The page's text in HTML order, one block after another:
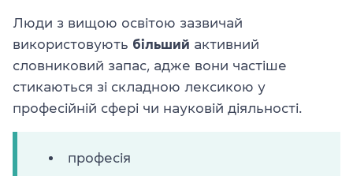
Люди з вищою освітою зазвичай
використовують більший активний
словниковий запас, адже вони частіше
стикаються зі складною лексикою у
професійній сфері чи науковій діяльності.
професія